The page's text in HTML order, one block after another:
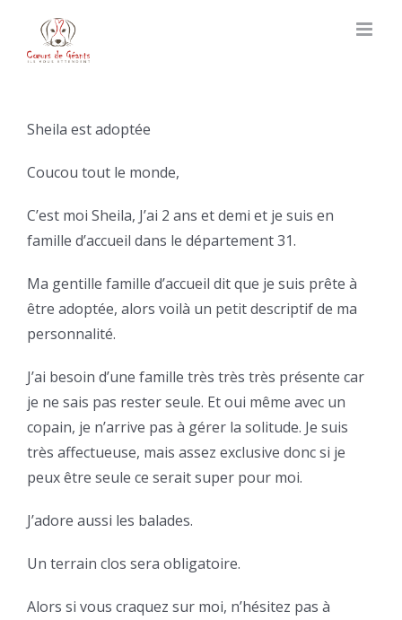
content
Sheila est adoptée
Coucou tout le monde,
C’est moi Sheila, J’ai 2 ans et demi et je suis en
famille d’accueil dans le département 31.
Ma gentille famille d’accueil dit que je suis prête à
être adoptée, alors voilà un petit descriptif de ma
personnalité.
J’ai besoin d’une famille très très très présente car
je ne sais pas rester seule. Et oui même avec un
copain, je n’arrive pas à gérer la solitude. Je suis
très affectueuse, mais assez exclusive donc si je
peux être seule ce serait super pour moi.
J’adore aussi les balades.
Un terrain clos sera obligatoire.
Alors si vous craquez sur moi, n’hésitez pas à